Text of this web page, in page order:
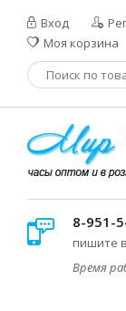
Вход
Моя корзина
8-951-
пишите
Время